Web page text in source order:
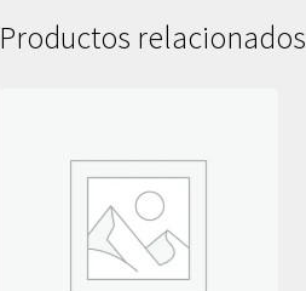
Productos relacionados